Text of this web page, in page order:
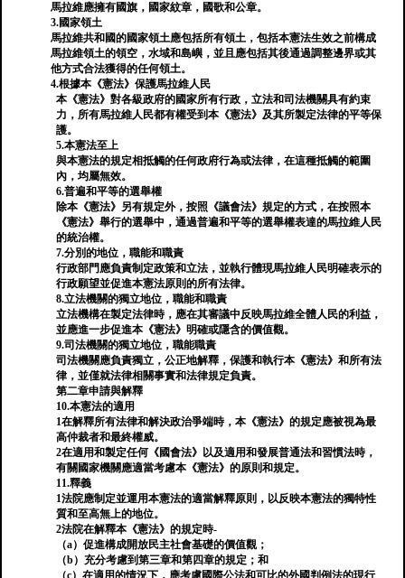
馬拉維應擁有國旗，國家紋章，國歌和公章。
3.國家領土
馬拉維共和國的國家領土應包括所有領土，包括本憲法生效之前構成
馬拉維領土的領空，水域和島嶼，並且應包括其後通過調整邊界或其
他方式合法獲得的任何領土。
4.根據本《憲法》保護馬拉維人民
本《憲法》對各級政府的國家所有行政，立法和司法機關具有約束
力，所有馬拉維人民都有權受到本《憲法》及其所製定法律的平等保
護。
5.本憲法至上
與本憲法的規定相抵觸的任何政府行為或法律，在這種抵觸的範圍
內，均屬無效。
6.普遍和平等的選舉權
除本《憲法》另有規定外，按照《議會法》規定的方式，在按照本
《憲法》舉行的選舉中，通過普遍和平等的選舉權表達的馬拉維人民
的統治權。
7.分別的地位，職能和職責
行政部門應負責制定政策和立法，並執行體現馬拉維人民明確表示的
行政願望並促進本憲法原則的所有法律。
8.立法機關的獨立地位，職能和職責
立法機構在製定法律時，應在其審議中反映馬拉維全體人民的利益，
並應進一步促進本《憲法》明確或隱含的價值觀。
9.司法機關的獨立地位，職能職責
司法機關應負責獨立，公正地解釋，保護和執行本《憲法》和所有法
律，並僅就法律相關事實和法律規定負責。
第二章申請與解釋
10.本憲法的適用
1在解釋所有法律和解決政治爭端時，本《憲法》的規定應被視為最
高仲裁者和最終權威。
2在適用和製定任何《國會法》以及適用和發展普通法和習慣法時，
有關國家機關應適當考慮本《憲法》的原則和規定。
11.釋義
1法院應制定並運用本憲法的適當解釋原則，以反映本憲法的獨特性
質和至高無上的地位。
2法院在解釋本《憲法》的規定時-
（a）促進構成開放民主社會基礎的價值觀；
（b）充分考慮到第三章和第四章的規定；和
（c）在適用的情況下，應考慮國際公法和可比的外國判例法的現行